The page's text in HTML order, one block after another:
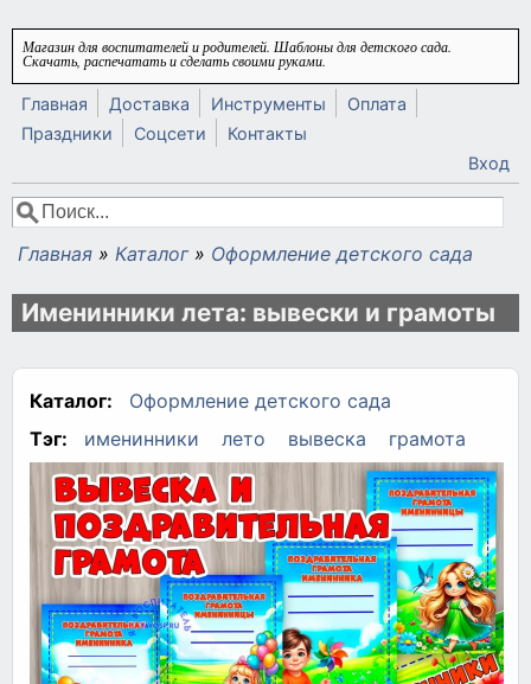
Перейти к основному содержанию
Магазин для воспитателей и родителей. Шаблоны для детского сада.
Скачать, распечатать и сделать своими руками.
Главная Доставка Инструменты
Оплата
Праздники
Соцсети
Контакты
Вход
Форма поиска
Поиск
Вы здесь
Главная » Каталог » Оформление детского сада
Именинники лета: вывески и грамоты
Каталог:
Оформление детского сада
Тэг:
именинники лето вывеска грамота